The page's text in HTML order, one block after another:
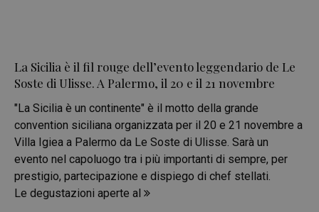
La Sicilia è il fil rouge dell’evento leggendario de Le
Soste di Ulisse. A Palermo, il 20 e il 21 novembre
"La Sicilia è un continente" è il motto della grande
convention siciliana organizzata per il 20 e 21 novembre a
Villa Igiea a Palermo da Le Soste di Ulisse. Sarà un
evento nel capoluogo tra i più importanti di sempre, per
prestigio, partecipazione e dispiego di chef stellati.
Le degustazioni aperte al